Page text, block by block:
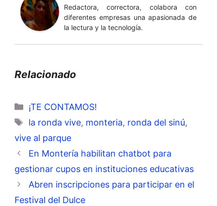
Redactora, correctora, colabora con
diferentes empresas una apasionada de
la lectura y la tecnología.
Relacionado
Categorías
¡TE CONTAMOS!
Etiquetas
la ronda vive, monteria, ronda del sinú,
vive al parque
En Montería habilitan chatbot para
gestionar cupos en instituciones educativas
Abren inscripciones para participar en el
Festival del Dulce